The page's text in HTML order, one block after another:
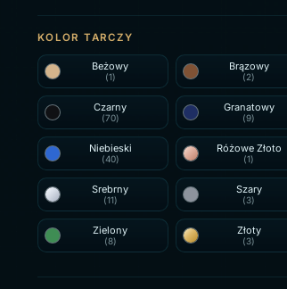
KOLOR TARCZY
Beżowy
(1)
Brązowy
(2)
Czarny
(70)
Granatowy
(9)
Niebieski
(40)
Różowe Złoto
(1)
Srebrny
(11)
Szary
(3)
Zielony
(8)
Złoty
(3)